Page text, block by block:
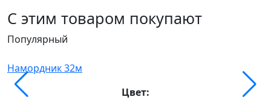
С этим товаром покупают
Популярный
Намордник 32м
Цвет: